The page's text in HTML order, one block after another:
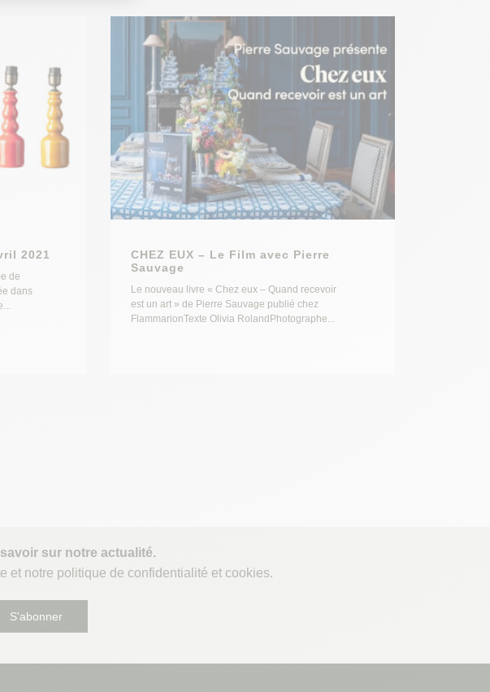
2021
de
dans
CHEZ EUX – Le Film avec Pierre
Sauvage
Le nouveau livre « Chez eux – Quand recevoir
est un art » de Pierre Sauvage publié chez
FlammarionTexte Olivia RolandPhotographe...
sur notre actualité.
et notre politique de confidentialité et cookies.